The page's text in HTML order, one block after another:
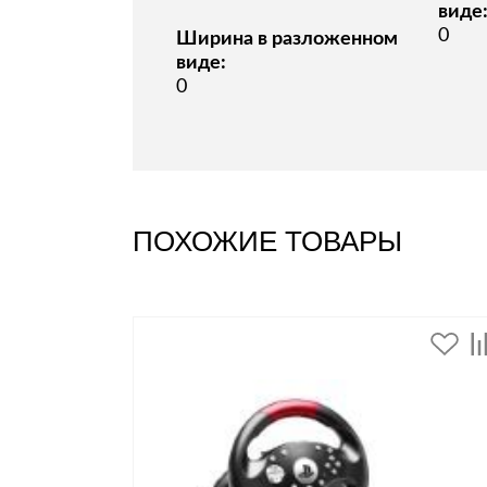
Ширина в разложенном
виде:
0
виде:
0
ПОХОЖИЕ ТОВАРЫ